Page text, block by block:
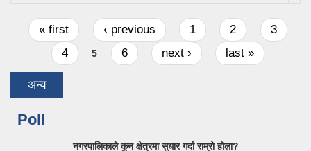
Pages
« first ‹ previous 1 2
3
4
5 6 next › last »
अन्य
Poll
नगरपालिकाले कुन क्षेत्रमा सुधार गर्दा राम्रो होला?